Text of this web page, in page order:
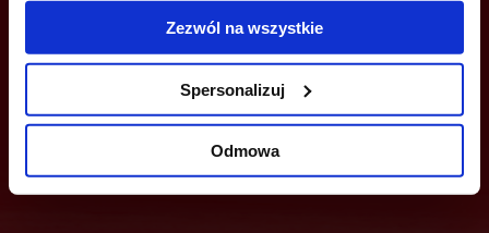
Zezwól na wszystkie
Spersonalizuj
Odmowa
Send